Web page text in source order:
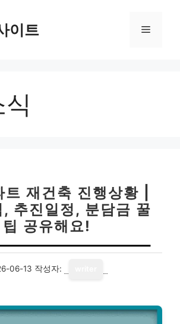
이트 메
트 재건축 진행상황 |
, 추진일정, 분담금 꿀
팁 공유해요!
06-13 작성자: